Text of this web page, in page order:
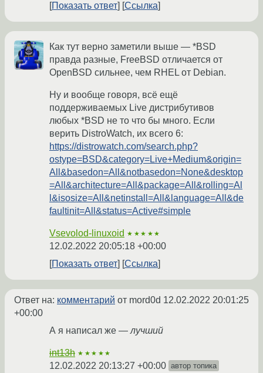
Показать ответ
Ссылка
Как тут верно заметили выше — *BSD
правда разные, FreeBSD отличается от
OpenBSD сильнее, чем RHEL от Debian.
Ну и вообще говоря, всё ещё
поддерживаемых Live дистрибутивов
любых *BSD не то что бы много. Если
верить DistroWatch, их всего 6:
https://distrowatch.com/search.php?
ostype=BSD&category=Live+Medium&origin=
All&basedon=All&notbasedon=None&desktop
=All&architecture=All&package=All&rolling=Al
l&isosize=All&netinstall=All&language=All&de
faultinit=All&status=Active#simple
Vsevolod-linuxoid ★★★★★
12.02.2022 20:05:18 +00:00
Показать ответ
Ссылка
Ответ на: комментарий от mord0d 12.02.2022 20:01:25
+00:00
А я написал же —лучший
int13h ★★★★★
12.02.2022 20:13:27 +00:00 автор топика